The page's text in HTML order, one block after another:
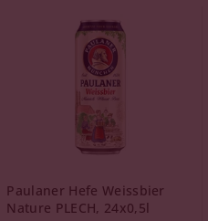
Paulaner Hefe Weissbier
Nature PLECH, 24x0,5l